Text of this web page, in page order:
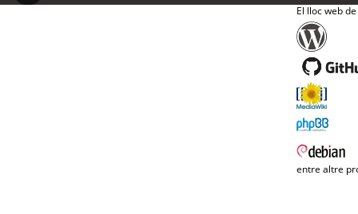
El lloc web
entre altre